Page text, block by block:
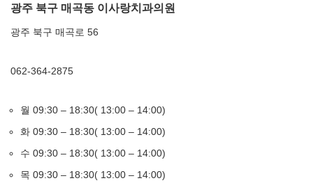
광주 북구 매곡동 이사랑치과의원
광주 북구 매곡로 56
062-364-2875
월 09:30 – 18:30( 13:00 – 14:00)
화 09:30 – 18:30( 13:00 – 14:00)
수 09:30 – 18:30( 13:00 – 14:00)
목 09:30 – 18:30( 13:00 – 14:00)